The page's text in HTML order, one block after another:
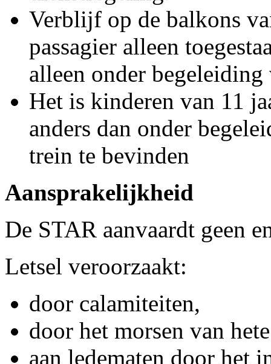
Verblijf op de balkons
passagier alleen
alleen onder begeleiding
Het is kinderen van 11
anders dan onder
trein te bevinden
Aansprakelijkheid
De STAR aanvaardt geen
Letsel veroorzaakt:
door calamiteiten,
door het morsen van
aan ledematen door het